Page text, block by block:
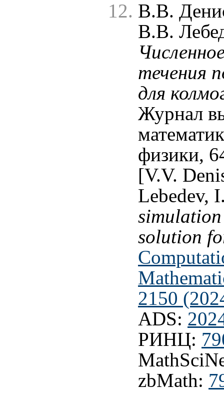
В.В.
В.В.
течения
для
Журнал
физики,
[V.V.
Lebedev,
solution
2150
ADS:
РИНЦ:
zbMath: